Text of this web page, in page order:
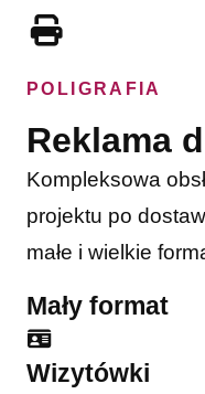
POLIGRAFIA
Reklama
Kompleksowa
projektu po
małe i wielkie
Mały format
Wizytówki